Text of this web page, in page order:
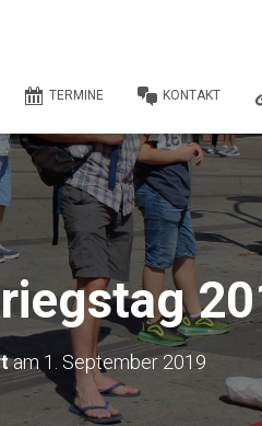
TERMINE KONTAKT
am 1. September 2019